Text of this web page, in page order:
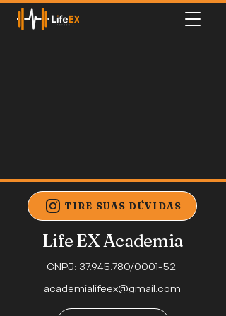
TIRE SUAS DÚVIDAS
Life EX Academia
CNPJ: 37.945.780/0001-52
academialifeex@gmail.com